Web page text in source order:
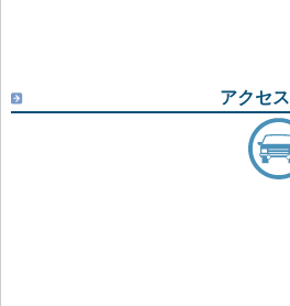
アクセス